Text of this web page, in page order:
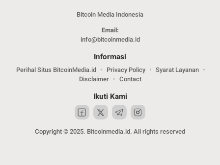
Bitcoin Media Indonesia
Email:
info@bitcoinmedia.id
Informasi
Perihal Situs BitcoinMedia.id Privacy Policy
Syarat Layanan
Disclaimer
Contact
Ikuti Kami
Copyright © 2025. Bitcoinmedia.id. All rights reserved